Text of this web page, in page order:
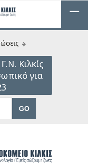
Κιλκίς
για